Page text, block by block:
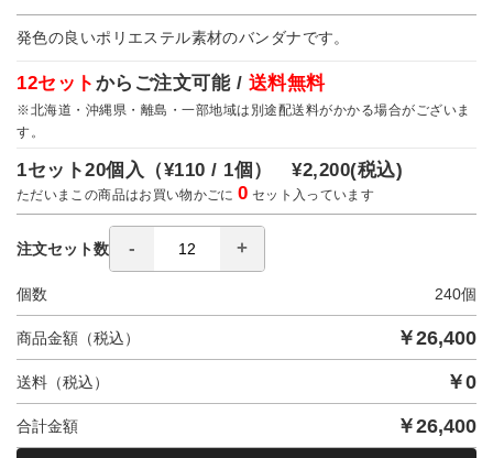
発色の良いポリエステル素材のバンダナです。
12セット からご注文可能 / 送料無料
※北海道・沖縄県・離島・一部地域は別途配送料がかかる場合がございま
す。
1セット20個入（¥110 / 1個）¥2,200(税込)
ただいまこの商品はお買い物かごに0 セット入っています
注文セット数
個数 240個
商品金額（税込） ￥26,400
送料（税込） ￥0
合計金額 ￥26,400